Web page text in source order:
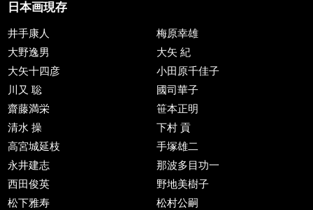
日本画現存
井手康人
梅原幸雄
大野逸男
大矢 紀
大矢十四彦
小田原千佳子
川又 聡
國司華子
齋藤満栄
笹本正明
清水 操
下村 貢
高宮城延枝
手塚雄二
永井建志
那波多目功一
西田俊英
野地美樹子
松下雅寿
松村公嗣